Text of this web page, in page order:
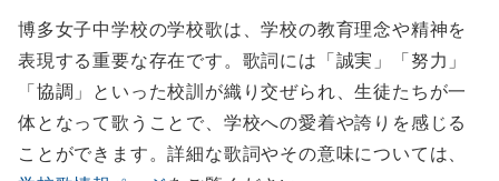
博多女子中学校の学校歌は、学校の教育理念や精神を
表現する重要な存在です。歌詞には「誠実」「努力」
「協調」といった校訓が織り交ぜられ、生徒たちが一
体となって歌うことで、学校への愛着や誇りを感じる
ことができます。詳細な歌詞やその意味については、